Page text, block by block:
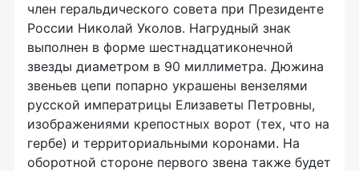
член геральдического совета при Президенте
России Николай Уколов. Нагрудный знак
выполнен в форме шестнадцатиконечной
звезды диаметром в 90 миллиметра. Дюжина
звеньев цепи попарно украшены вензелями
русской императрицы Елизаветы Петровны,
изображениями крепостных ворот (тех, что на
гербе) и территориальными коронами. На
оборотной стороне первого звена также будет